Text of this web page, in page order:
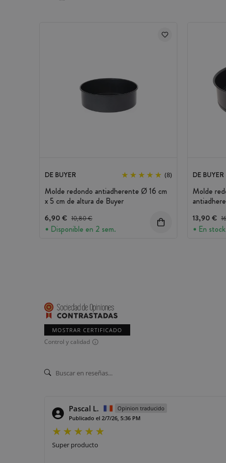
DE BUYER (8)
Molde redondo antiadherente Ø 16 cm
x 5 cm de altura de Buyer
6,90 € Precio antes del descuento
10,80 €
Disponible en 2 sem.
DE BUYER
Molde
13,90 €
En stock
MOSTRAR CERTIFICADO
Control y calidad
Pascal L.
Opinion traducido
Publicado el 2/7/26, 5:36 PM
Super producto